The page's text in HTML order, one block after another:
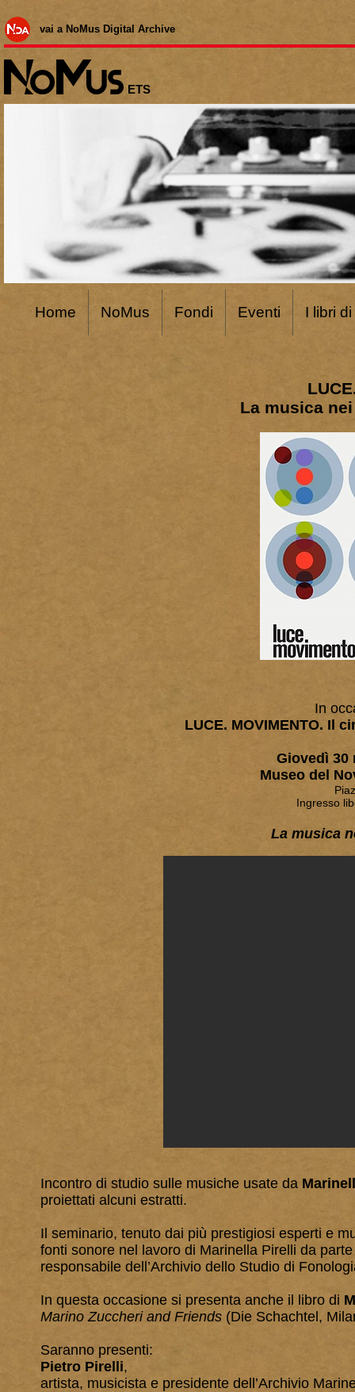
Home NoMus Fondi Eventi I libri
vai a NoMus Digital Archive
ETS
La musica
In
LUCE. MOVIMENTO. Il
Giovedì 30
Museo del
Ingresso
La musica
Incontro di studio sulle musiche usate da
proiettati alcuni estratti.
Il seminario, tenuto dai più prestigiosi esperti e
fonti sonore nel lavoro di Marinella Pirelli da
responsabile dell’Archivio dello Studio di
In questa occasione si presenta anche il libro di
Marino Zuccheri and Friends (Die Schachtel,
Saranno presenti:
Pietro Pirelli,
artista, musicista e presidente dell’Archivio